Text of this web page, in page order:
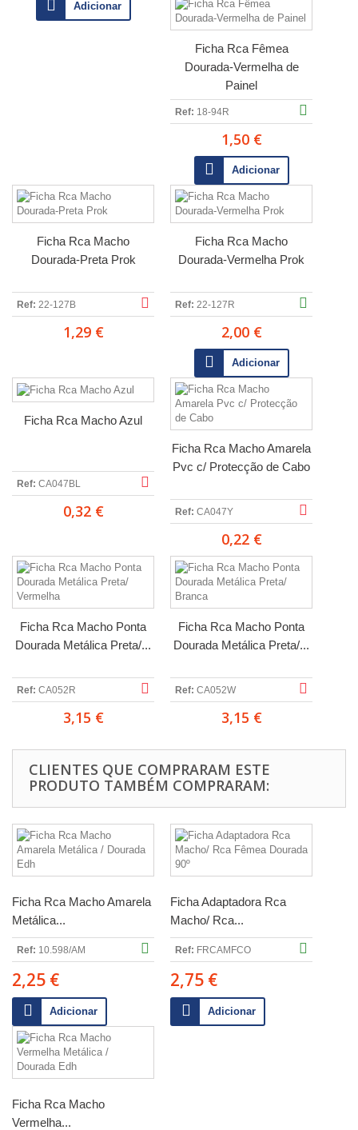
Adicionar
Ficha Rca Fêmea
Dourada-Vermelha de
Painel
Ref: 18-94R
1,50 €
Adicionar
Ficha Rca Macho
Dourada-Preta Prok
Ref: 22-127B
1,29 €
Ficha Rca Macho
Dourada-Vermelha Prok
Ref: 22-127R
2,00 €
Adicionar
Ficha Rca Macho Azul
Ref: CA047BL
0,32 €
Ficha Rca Macho Amarela
Pvc c/ Protecção de Cabo
Ref: CA047Y
0,22 €
Ficha Rca Macho Ponta
Dourada Metálica Preta/...
Ref: CA052R
3,15 €
Ficha Rca Macho Ponta
Dourada Metálica Preta/...
Ref: CA052W
3,15 €
CLIENTES QUE COMPRARAM ESTE
PRODUTO TAMBÉM COMPRARAM:
Ficha Rca Macho Amarela
Metálica...
Ref: 10.598/AM
2,25 €
Adicionar
Ficha Adaptadora Rca
Macho/ Rca...
Ref: FRCAMFCO
2,75 €
Adicionar
Ficha Rca Macho
Vermelha...